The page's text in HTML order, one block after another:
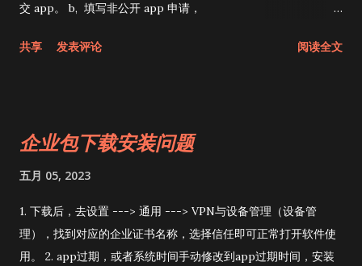
交 app。 b, 填写非公开 app 申请，
app/ c，等待审核，整个审核过程会比平常审核慢 2-5 个工作
否，文件托管到 App Store 否，文件托管到App Store 是，需
应用信息，包括 在应用信息页面 手动点击更新 是 否 是 不上传
到App Store无 App Store信息 在应用商店 更新列表点击更新
是 是 是 否 是否需要手 动更新app 开启App Store的自动更新，
共享 发表评论 阅读全文
企业包下载安装问题
五月 05, 2023
1. 下载后，去设置 ---> 通用 ---> VPN与设备管理（设备管
理），找到对应的企业证书名称，选择信任即可正常打开软件使
用。 2. app过期，或者系统时间手动修改到app过期时间，安装